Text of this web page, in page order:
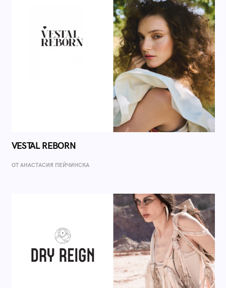
VESTAL REBORN
ОТ AНАСТАСИЯ ПЕЙЧИНСКА